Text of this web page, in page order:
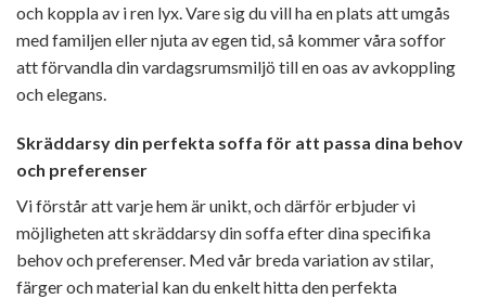
och koppla av i ren lyx. Vare sig du vill ha en plats att umgås
med familjen eller njuta av egen tid, så kommer våra soffor
att förvandla din vardagsrumsmiljö till en oas av avkoppling
och elegans.
Skräddarsy din perfekta soffa för att passa dina behov
och preferenser
Vi förstår att varje hem är unikt, och därför erbjuder vi
möjligheten att skräddarsy din soffa efter dina specifika
behov och preferenser. Med vår breda variation av stilar,
färger och material kan du enkelt hitta den perfekta